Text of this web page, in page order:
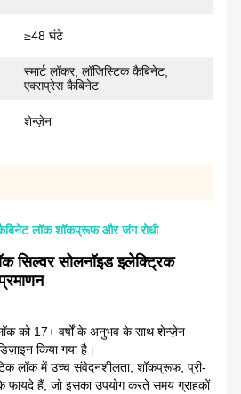
≥48 घंटे
स्मार्ट लॉकर, लॉजिस्टिक कैबिनेट,
एक्सप्रेस कैबिनेट
शेन्ज़ेन
लॉक शॉकप्रूफ और जंग रोधी
सिल्वर सोलनॉइड इलेक्ट्रिक
को 17+ वर्षों के अनुभव के साथ शेन्ज़ेन
किया गया है।
लॉक में उच्च संवेदनशीलता, शॉकप्रूफ, प्री-
हैं, जो इसका उपयोग करते समय ग्राहकों